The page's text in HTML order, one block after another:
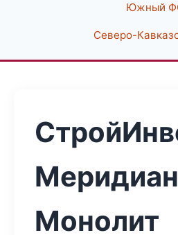
Южный
Северо-
Меридиан
Монолит